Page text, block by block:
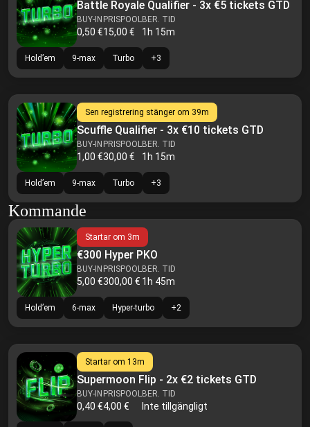
Battle Royale Qualifier - 3x €5 tickets GTD
BUY-IN
0,50 €
PRISPOOL
15,00 €
BER. TID
1h 15m
Hold’em 9-max Turbo +3
Sen registrering stänger om 39m
Scuffle Qualifier - 3x €10 tickets GTD
BUY-IN
1,00 €
PRISPOOL
30,00 €
BER. TID
1h 15m
Hold’em 9-max Turbo +3
Kommande
Startar om 3m
€300 Hyper PKO
BUY-IN
5,00 €
PRISPOOL
300,00 €
BER. TID
1h 45m
Hold’em 6-max Hyper-turbo +2
Startar om 13m
Supermoon Flip - 2x €2 tickets GTD
BUY-IN
0,40 €
PRISPOOL
4,00 €
BER. TID
Inte tillgängligt